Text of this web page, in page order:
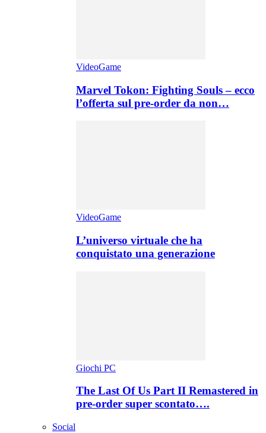
VideoGame
Marvel Tokon: Fighting Souls – ecco
l’offerta sul pre-order da non…
VideoGame
L’universo virtuale che ha
conquistato una generazione
Giochi PC
The Last Of Us Part II Remastered in
pre-order super scontato….
Social